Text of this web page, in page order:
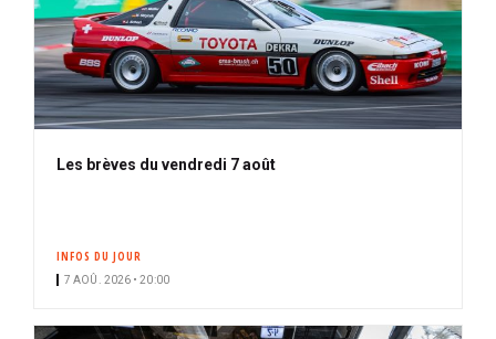
Les brèves du vendredi 7 août
INFOS DU JOUR
7 AOÛ. 2026 • 20:00